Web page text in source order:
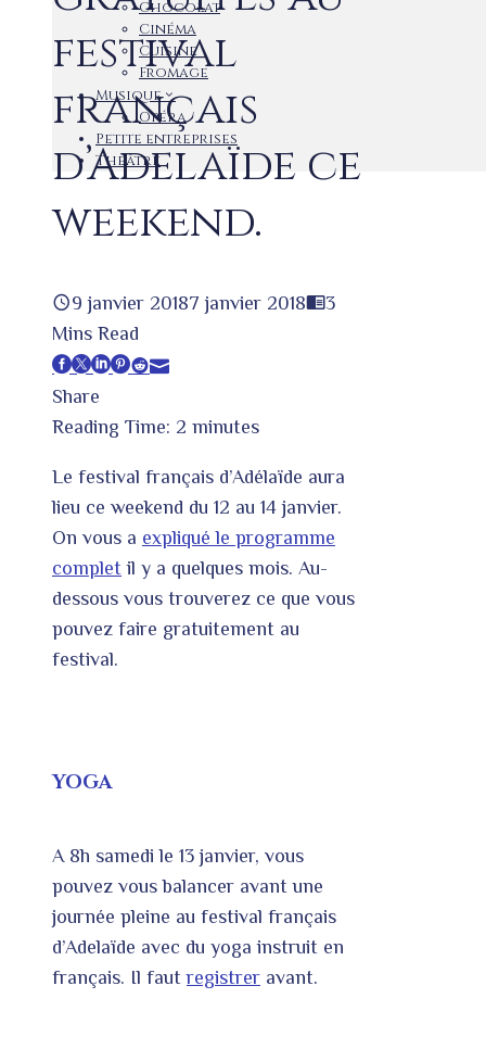
Chocolat
Cinéma
Cuisine
Fromage
Musique
Opéra
Petite entreprises
Théâtre
festival
français
d’Adelaïde ce
weekend.
9 janvier 20187 janvier 2018
3
Mins Read
Facebook
Twitter
LinkedIn
Pinterest
Stumbleupon
Email
Share
Reading Time: 2 minutes
Le festival français d’Adélaïde aura
lieu ce weekend du 12 au 14 janvier.
On vous a expliqué le programme
complet il y a quelques mois. Au-
dessous vous trouverez ce que vous
pouvez faire gratuitement au
festival.
YOGA
A 8h samedi le 13 janvier, vous
pouvez vous balancer avant une
journée pleine au festival français
d’Adelaïde avec du yoga instruit en
français. Il fautregistrer avant.